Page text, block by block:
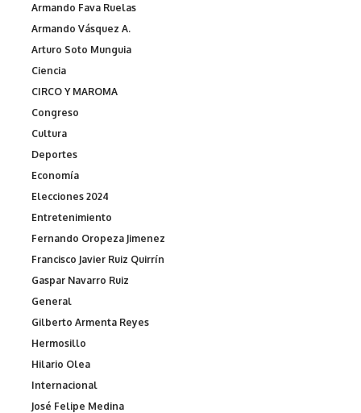
Armando Fava Ruelas
Armando Vásquez A.
Arturo Soto Munguia
Ciencia
CIRCO Y MAROMA
Congreso
Cultura
Deportes
Economía
Elecciones 2024
Entretenimiento
Fernando Oropeza Jimenez
Francisco Javier Ruiz Quirrín
Gaspar Navarro Ruiz
General
Gilberto Armenta Reyes
Hermosillo
Hilario Olea
Internacional
José Felipe Medina